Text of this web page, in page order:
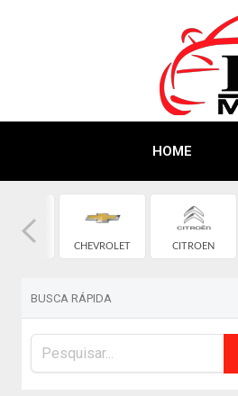
HOME
CHEVROLET CITROEN
BUSCA RÁPIDA